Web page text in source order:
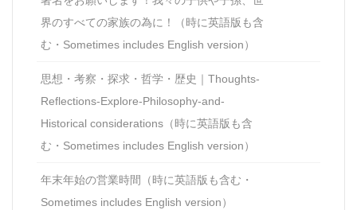
界のすべての家族の為に！（時に英語版も含
む・Sometimes includes English version）
思想・考察・探求・哲学・歴史｜Thoughts-
Reflections-Explore-Philosophy-and-
Historical considerations（時に英語版も含
む・Sometimes includes English version）
年末年始の営業時間（時に英語版も含む・
Sometimes includes English version）